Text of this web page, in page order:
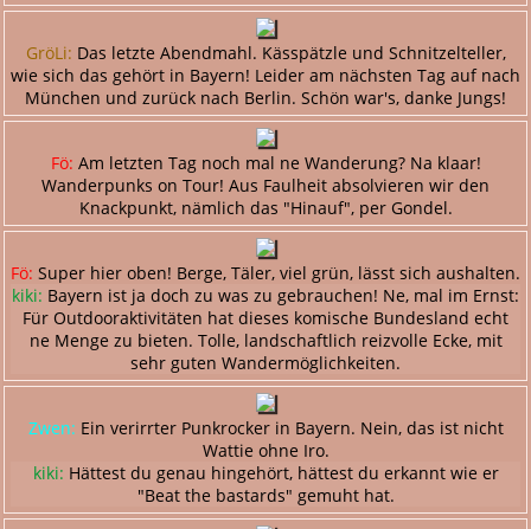
GröLi: Das letzte Abendmahl. Kässpätzle und Schnitzelteller,
wie sich das gehört in Bayern! Leider am nächsten Tag auf nach
München und zurück nach Berlin. Schön war's, danke Jungs!
Fö: Am letzten Tag noch mal ne Wanderung? Na klaar!
Wanderpunks on Tour! Aus Faulheit absolvieren wir den
Knackpunkt, nämlich das "Hinauf", per Gondel.
Fö: Super hier oben! Berge, Täler, viel grün, lässt sich aushalten.
kiki: Bayern ist ja doch zu was zu gebrauchen! Ne, mal im Ernst:
Für Outdooraktivitäten hat dieses komische Bundesland echt
ne Menge zu bieten. Tolle, landschaftlich reizvolle Ecke, mit
sehr guten Wandermöglichkeiten.
Zwen: Ein verirrter Punkrocker in Bayern. Nein, das ist nicht
Wattie ohne Iro.
kiki: Hättest du genau hingehört, hättest du erkannt wie er
"Beat the bastards" gemuht hat.